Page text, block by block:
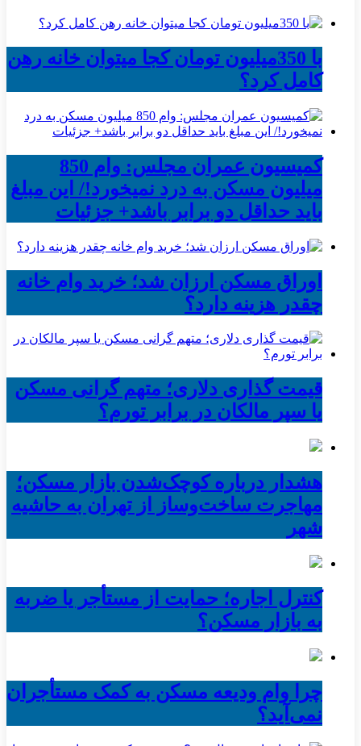
با 350میلیون تومان کجا میتوان خانه رهن
کامل کرد؟
کمیسیون عمران مجلس: وام 850
میلیون مسکن به درد نمیخورد!/ این مبلغ
باید حداقل دو برابر باشد+ جزئیات
اوراق مسکن ارزان شد؛ خرید وام خانه
چقدر هزینه دارد؟
قیمت گذاری دلاری؛ متهم گرانی مسکن
یا سپر مالکان در برابر تورم؟
هشدار درباره کوچک‌شدن بازار مسکن؛
مهاجرت ساخت‌وساز از تهران به حاشیه‌
شهر
کنترل اجاره؛ حمایت از مستأجر یا ضربه
به بازار مسکن؟
چرا وام ودیعه مسکن به کمک مستأجران
نمی‌آید؟